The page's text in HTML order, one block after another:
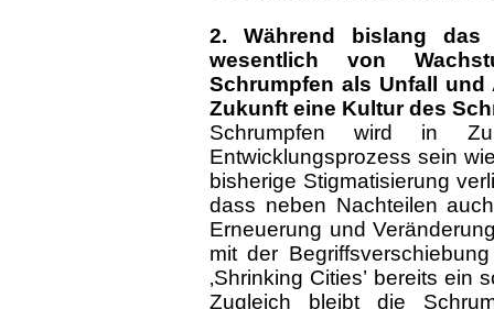
2. Während bislang das
wesentlich von
Schrumpfen als Unfall
Zukunft eine Kultur des
Schrumpfen wird in
Entwicklungsprozess sein
bisherige Stigmatisierung
dass neben Nachteilen
Erneuerung und
mit der
‚Shrinking Cities’ bereits
Zugleich bleibt die